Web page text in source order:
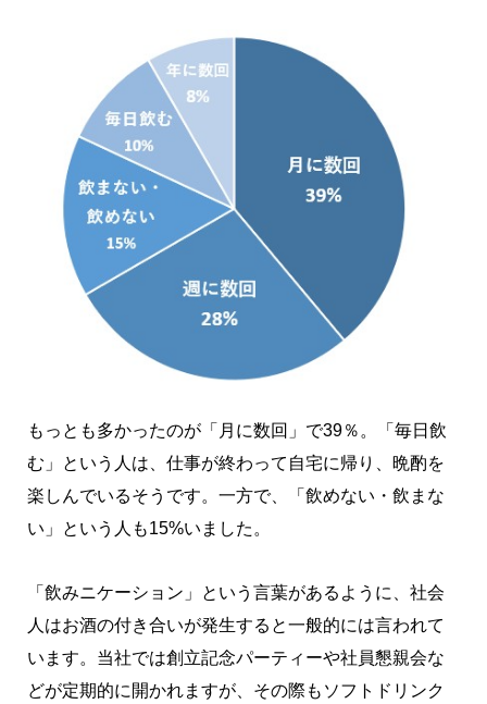
もっとも多かったのが「月に数回」で39％。「毎日飲
む」という人は、仕事が終わって自宅に帰り、晩酌を
楽しんでいるそうです。一方で、「飲めない・飲まな
い」という人も15%いました。
「飲みニケーション」という言葉があるように、社会
人はお酒の付き合いが発生すると一般的には言われて
います。当社では創立記念パーティーや社員懇親会な
どが定期的に開かれますが、その際もソフトドリンク